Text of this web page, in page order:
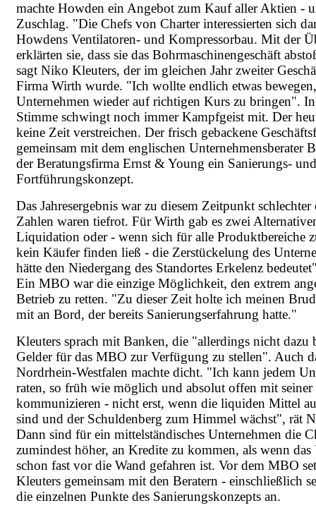
machte Howden ein Angebot zum Kauf aller Aktien -
Zuschlag. "Die Chefs von Charter interessierten sich
Howdens Ventilatoren- und Kompressorbau. Mit der
erklärten sie, dass sie das Bohrmaschinengeschäft
sagt Niko Kleuters, der im gleichen Jahr zweiter
Firma Wirth wurde. "Ich wollte endlich etwas
Unternehmen wieder auf richtigen Kurs zu bringen".
Stimme schwingt noch immer Kampfgeist mit. Der
keine Zeit verstreichen. Der frisch gebackene
gemeinsam mit dem englischen Unternehmensberater
der Beratungsfirma Ernst & Young ein Sanierungs- und
Fortführungskonzept.
Das Jahresergebnis war zu diesem Zeitpunkt
Zahlen waren tiefrot. Für Wirth gab es zwei
Liquidation oder - wenn sich für alle Produktbereiche
kein Käufer finden ließ - die Zerstückelung des
hätte den Niedergang des Standortes Erkelenz
Ein MBO war die einzige Möglichkeit, den extrem
Betrieb zu retten. "Zu dieser Zeit holte ich meinen
mit an Bord, der bereits Sanierungserfahrung hatte."
Kleuters sprach mit Banken, die "allerdings nicht dazu
Gelder für das MBO zur Verfügung zu stellen". Auch
Nordrhein-Westfalen machte dicht. "Ich kann jedem
raten, so früh wie möglich und absolut offen mit seiner
kommunizieren - nicht erst, wenn die liquiden Mittel
sind und der Schuldenberg zum Himmel wächst", rät
Dann sind für ein mittelständisches Unternehmen die
zumindest höher, an Kredite zu kommen, als wenn das
schon fast vor die Wand gefahren ist. Vor dem MBO
Kleuters gemeinsam mit den Beratern - einschließlich
die einzelnen Punkte des Sanierungskonzepts an.